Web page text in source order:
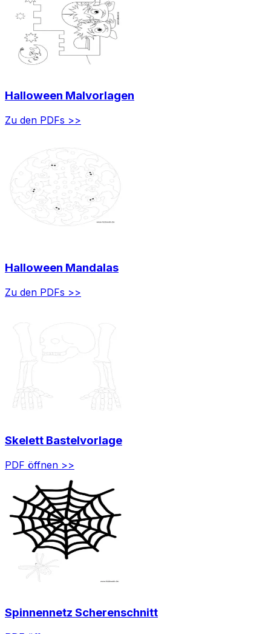
Halloween Malvorlagen
Zu den PDFs >>
Halloween Mandalas
Zu den PDFs >>
Skelett Bastelvorlage
PDF öffnen >>
Spinnennetz Scherenschnitt